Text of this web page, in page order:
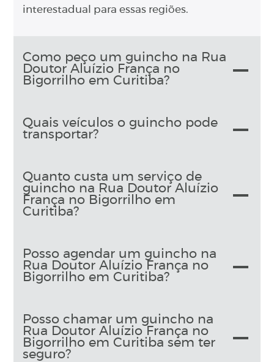
interestadual para essas regiões.
Como peço um guincho na Rua
Doutor Aluízio França no
Bigorrilho em Curitiba?
Quais veículos o guincho pode
transportar?
Quanto custa um serviço de
guincho na Rua Doutor Aluízio
França no Bigorrilho em
Curitiba?
Posso agendar um guincho na
Rua Doutor Aluízio França no
Bigorrilho em Curitiba?
Posso chamar um guincho na
Rua Doutor Aluízio França no
Bigorrilho em Curitiba sem ter
seguro?